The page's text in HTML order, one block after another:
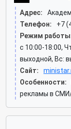
Адрес:
Телефон:
+7
Режим
c 10:00-18:00,
выходной, Вс:
Сайт:
Особенности:
рекламы в